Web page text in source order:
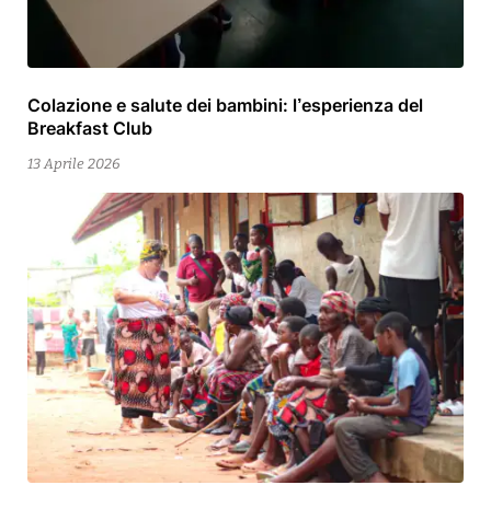
Colazione e salute dei bambini: l’esperienza del
Breakfast Club
13 Aprile 2026
13
Aprile
2026